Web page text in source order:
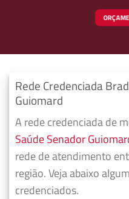
Rede Credenciada
Guiomard
A rede credenciada de
Saúde Senador
rede de atendimento
região. Veja abaixo
credenciados.